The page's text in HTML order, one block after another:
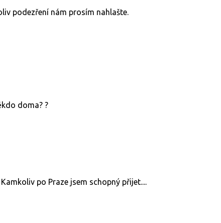
podezření nám prosím nahlašte.
doma? ?
po Praze jsem schopný přijet....